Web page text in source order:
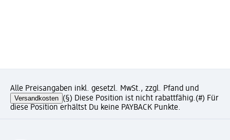
Alle Preisangaben inkl. gesetzl. MwSt., zzgl. Pfand und
Versandkosten (§) Diese Position ist nicht rabattfähig.(#) Für
diese Position erhältst Du keine PAYBACK Punkte.